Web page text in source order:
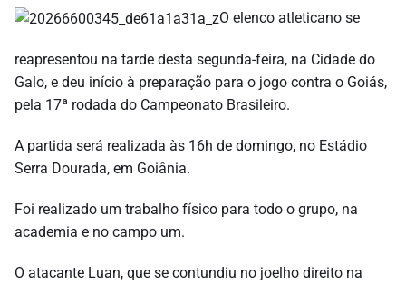
O elenco atleticano se
reapresentou na tarde desta segunda-feira, na Cidade do
Galo, e deu início à preparação para o jogo contra o Goiás,
pela 17ª rodada do Campeonato Brasileiro.
A partida será realizada às 16h de domingo, no Estádio
Serra Dourada, em Goiânia.
Foi realizado um trabalho físico para todo o grupo, na
academia e no campo um.
O atacante Luan, que se contundiu no joelho direito na